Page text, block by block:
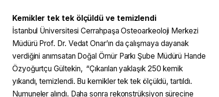
Kemikler tek tek ölçüldü ve temizlendi
İstanbul Üniversitesi Cerrahpaşa Osteoarkeoloji Merkezi
Müdürü Prof. Dr. Vedat Onar’ın da çalışmaya dayanak
verdiğini anımsatan Doğal Ömür Parkı Şube Müdürü Hande
Özyoğurtçu Gültekin, “Çıkarılan yaklaşık 250 kemik
yıkandı, temizlendi. Bu kemikler tek tek ölçüldü, tartıldı.
Numuneler alındı. Daha sonra rekonstrüksiyon sürecine